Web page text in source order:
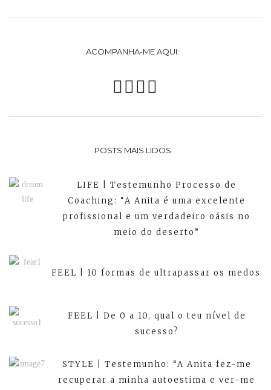
ACOMPANHA-ME AQUI:
POSTS MAIS LIDOS
LIFE | Testemunho Processo de
Coaching: “A Anita é uma excelente
profissional e um verdadeiro oásis no
meio do deserto”
FEEL | 10 formas de ultrapassar os medos
FEEL | De 0 a 10, qual o teu nível de
sucesso?
STYLE | Testemunho: “A Anita fez-me
recuperar a minha autoestima e ver-me